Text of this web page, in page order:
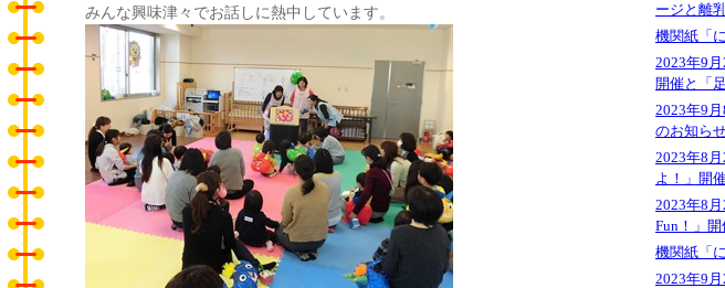
みんな興味津々でお話しに熱中しています。
ージと離
機関紙「
2023年9月
開催と「
2023年9
のお知ら
2023年8
よ！」開
2023年8月
Fun！」
機関紙「
2023年9